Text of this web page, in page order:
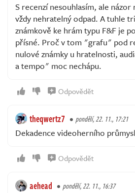
S recenzí nesouhlasím, ale
vždy nehratelný odpad. A tuhle
známkově ke hrám typu F&F je
přísné. Proč v tom "grafu" pod
nulové známky u hratelnosti,
a tempo" moc nechápu.
Odpovědět
theqwertz7 pondělí, 22. 11., 17:21
Dekadence videoherního
Odpovědět
aehead pondělí, 22. 11., 16:37